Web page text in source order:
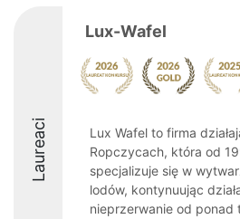
Laureaci
Lux-Wafel
Lux Wafel to firma
Ropczycach, która od
specjalizuje się w
lodów, kontynuując
nieprzerwanie od ponad